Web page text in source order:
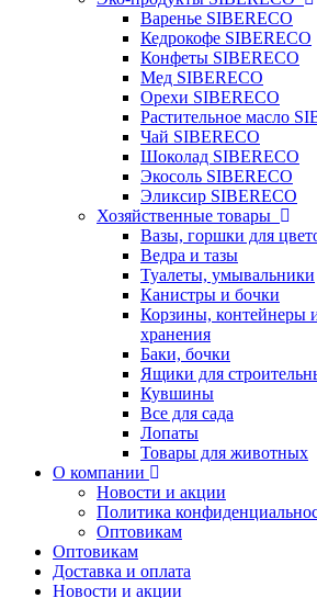
Варенье SIBERECO
Кедрокофе SIBERECO
Конфеты SIBERECO
Мед SIBERECO
Орехи SIBERECO
Растительное масло
Чай SIBERECO
Шоколад SIBERECO
Экосоль SIBERECO
Эликсир SIBERECO
Хозяйственные товары
Вазы, горшки для
Ведра и тазы
Туалеты, умывальники
Канистры и бочки
Корзины, контейнеры
хранения
Баки, бочки
Ящики для
Кувшины
Все для сада
Лопаты
Товары для животных
О компании
Новости и акции
Политика
Оптовикам
Оптовикам
Доставка и оплата
Новости и акции